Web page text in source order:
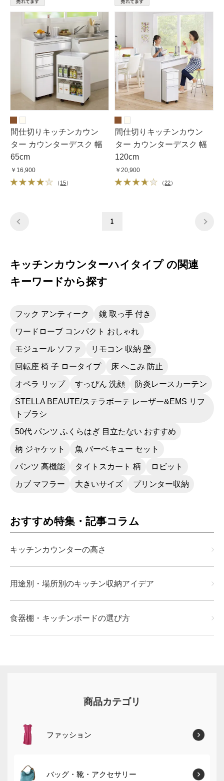
間仕切りキッチンカウン
ター カウンターデスク 幅
65cm
￥16,900
（ 15）
間仕切りキッチンカウン
ター カウンターデスク 幅
120cm
￥20,900
（22）
1
キッチンカウンターハイタイプ の関連
キーワードから探す
フック アンティーク 鏡 取っ手 付き
ワードローブ コンパクト おしゃれ
モジュール ソファ リモコン 収納 壁
回転座 椅 子 ロータイプ 床 へこみ 防止
オペラ リップ すっぴん 洗顔 防炎レースカーテン
STELLA BEAUTE/ステラボーテ レーザー&EMS リフ
トブラシ
50代 パンツ ふくらはぎ 目立たない おすすめ
柄 ジャケット 魚 バーベキュー セット
パンツ 高機能 タイトスカート 柄 ロビット
カブ マフラー 大きいサイズ プリンター収納
おすすめ特集・記事コラム
キッチンカウンターの高さ
用途別・場所別のキッチン収納アイデア
食器棚・キッチンボードの選び方
商品カテゴリ
ファッション
バッグ・靴・アクセサリー